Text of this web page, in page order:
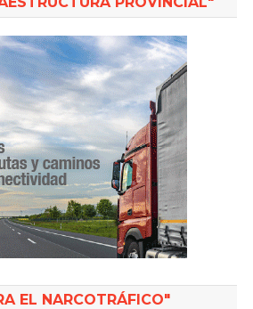
EL NARCOTRÁFICO"